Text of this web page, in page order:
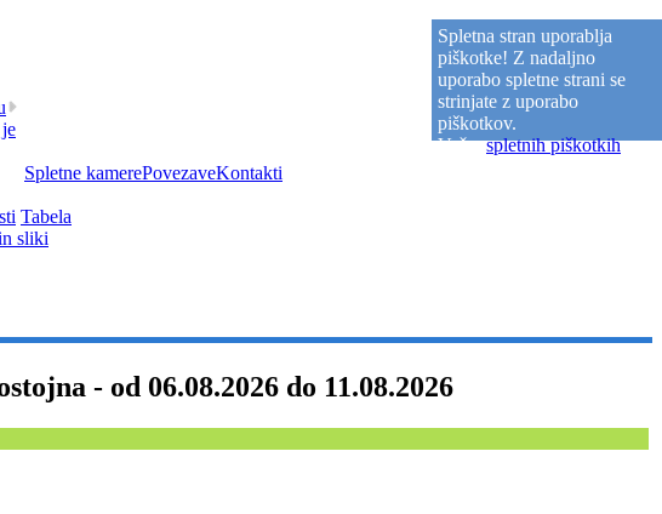
Tabela
sliki
Spletne kamerePovezaveKontakti
- od 06.08.2026 do 11.08.2026
Spletna stran uporablja
piškotke! Z nadaljno
uporabo spletne strani se
strinjate z uporabo
piškotkov.
Več ospletnih piškotkih.